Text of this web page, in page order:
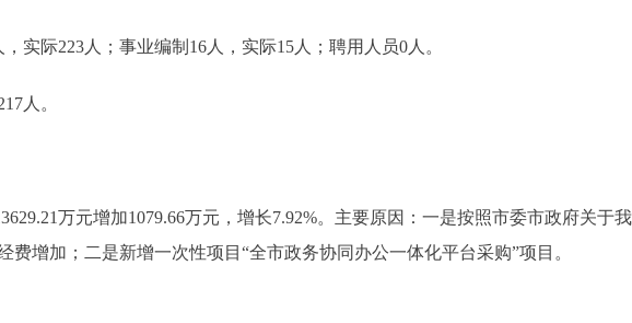
际223人；事业编制16人，实际15人；聘用人员0人。
人。
万元增加1079.66万元，增长7.92%。主要原因：一是按照市委市政府关于
增加；二是新增一次性项目“全市政务协同办公一体化平台采购”项目。